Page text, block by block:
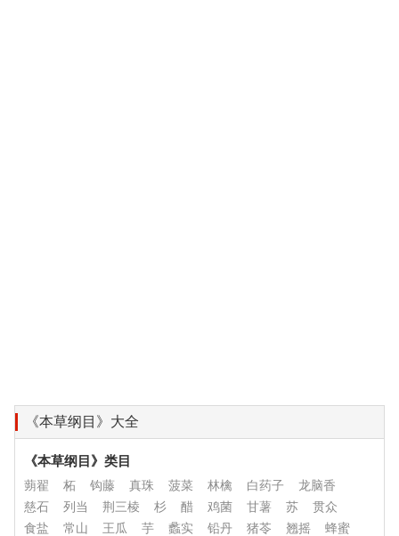
《本草纲目》大全
《本草纲目》类目
蒴翟 柘 钩藤 真珠 菠菜 林檎 白药子
龙脑香
慈石
列当 荆三棱 杉 醋 鸡菌 甘薯 苏
贯众
食盐
常山 王瓜 芋 蠡实 铅丹 猪苓 翘摇
蜂蜜